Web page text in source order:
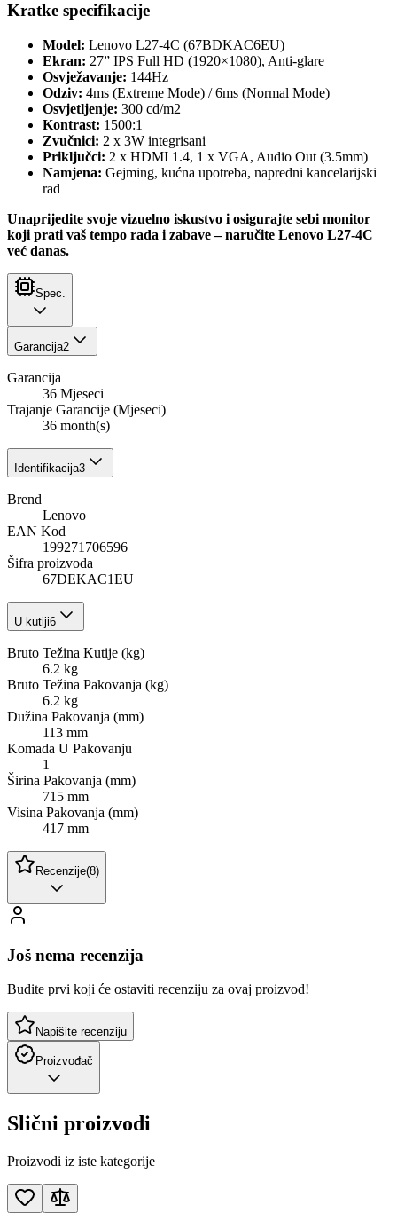
Kratke specifikacije
Model: Lenovo L27-4C (67BDKAC6EU)
Ekran: 27” IPS Full HD (1920×1080), Anti-glare
Osvježavanje: 144Hz
Odziv: 4ms (Extreme Mode) / 6ms (Normal Mode)
Osvjetljenje: 300 cd/m2
Kontrast: 1500:1
Zvučnici: 2 x 3W integrisani
Priključci: 2 x HDMI 1.4, 1 x VGA, Audio Out (3.5mm)
Namjena: Gejming, kućna upotreba, napredni kancelarijski
rad
Unaprijedite svoje vizuelno iskustvo i osigurajte sebi monitor
koji prati vaš tempo rada i zabave – naručite Lenovo L27-4C
već danas.
Spec.
Garancija2
Garancija
36 Mjeseci
Trajanje Garancije (Mjeseci)
36 month(s)
Identifikacija3
Brend
Lenovo
EAN Kod
199271706596
Šifra proizvoda
67DEKAC1EU
U kutiji6
Bruto Težina Kutije (kg)
6.2 kg
Bruto Težina Pakovanja (kg)
6.2 kg
Dužina Pakovanja (mm)
113 mm
Komada U Pakovanju
1
Širina Pakovanja (mm)
715 mm
Visina Pakovanja (mm)
417 mm
Recenzije(8)
Još nema recenzija
Budite prvi koji će ostaviti recenziju za ovaj proizvod!
Napišite recenziju
Proizvođač
Slični proizvodi
Proizvodi iz iste kategorije